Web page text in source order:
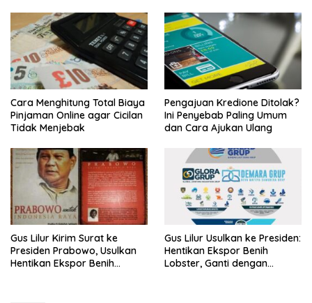
Cara Menghitung Total Biaya
Pinjaman Online agar Cicilan
Tidak Menjebak
Pengajuan Kredione Ditolak?
Ini Penyebab Paling Umum
dan Cara Ajukan Ulang
Gus Lilur Kirim Surat ke
Presiden Prabowo, Usulkan
Hentikan Ekspor Benih
Gus Lilur Usulkan ke Presiden:
Hentikan Ekspor Benih
Lobster, Ganti dengan